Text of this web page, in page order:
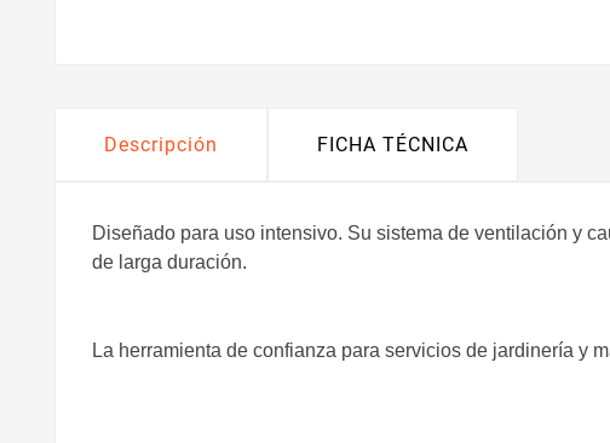
Descripción FICHA TÉCNICA
Diseñado para uso intensivo. Su sistema de ventilación y
de larga duración.
La herramienta de confianza para servicios de jardinería y